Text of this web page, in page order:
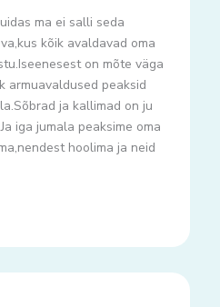
ma ei salli seda
kõik avaldavad oma
on mõte väga
armuavaldused peaksid
ja kallimad on ju
iga jumala peaksime oma
hoolima ja neid